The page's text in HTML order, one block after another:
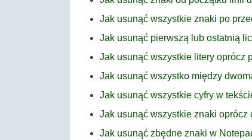
Jak usunąć wszystkie znaki po
Jak usunąć pierwszą lub ostatnią
Jak usunąć wszystkie litery oprócz
Jak usunąć wszystko między
Jak usunąć wszystkie cyfry w
Jak usunąć wszystkie znaki oprócz
Jak usunąć zbędne znaki w